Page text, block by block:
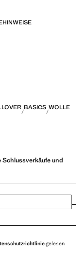
ist eine Kollektion
Richard James mit
BASICS WOLLE
und
gelesen